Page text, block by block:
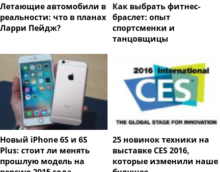
Летающие автомобили в
реальности: что в планах
Ларри Пейдж?
Как выбрать фитнес-
браслет: опыт
спортсменки и
танцовщицы
Новый iPhone 6S и 6S
Plus: стоит ли менять
прошлую модель на
25 новинок техники на
выставке CES 2016,
которые изменили наше